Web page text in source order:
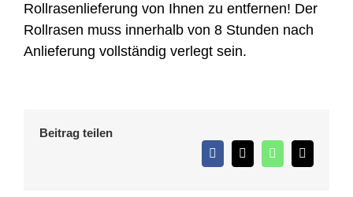
Rollrasenlieferung von Ihnen zu entfernen! Der
Rollrasen muss innerhalb von 8 Stunden nach
Anlieferung vollständig verlegt sein.
Beitrag teilen
Facebook
X WhatsApp
E-
Mail